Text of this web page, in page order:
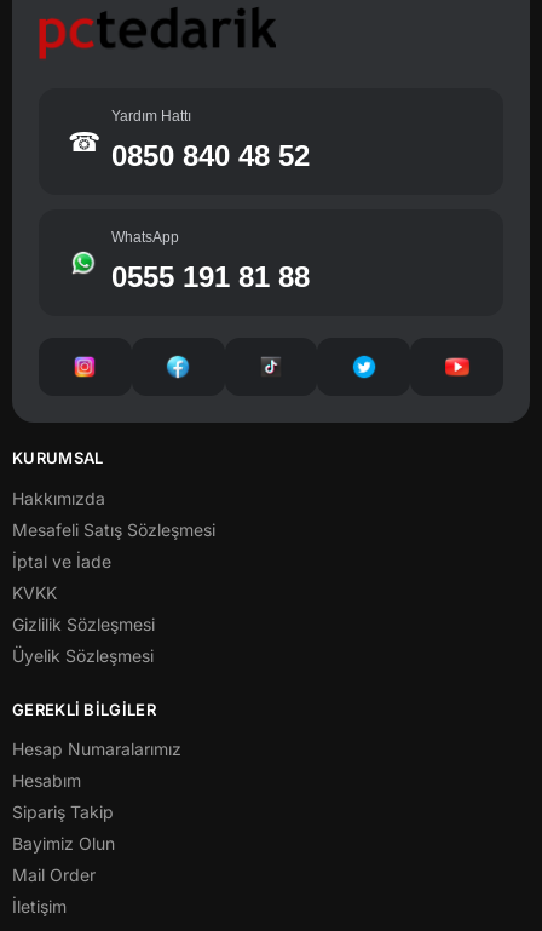
☎
Yardım Hattı
0850 840 48 52
WhatsApp
0555 191 81 88
KURUMSAL
Hakkımızda
Mesafeli Satış Sözleşmesi
İptal ve İade
KVKK
Gizlilik Sözleşmesi
Üyelik Sözleşmesi
GEREKLİ BİLGİLER
Hesap Numaralarımız
Hesabım
Sipariş Takip
Bayimiz Olun
Mail Order
İletişim